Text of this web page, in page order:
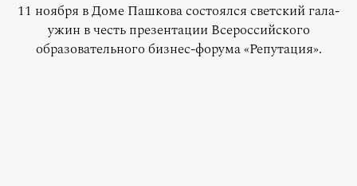
11 ноября в Доме Пашкова состоялся светский гала-
ужин в честь презентации Всероссийского
образовательного бизнес-форума «Репутация».